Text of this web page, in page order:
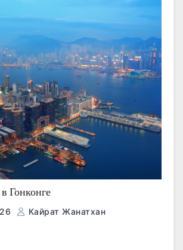
Гонконге
Кайрат Жанатхан